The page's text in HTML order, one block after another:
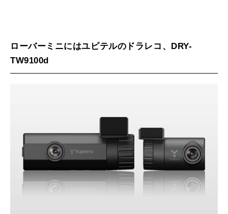
ローバーミニにはユピテルのドラレコ、DRY-
TW9100d